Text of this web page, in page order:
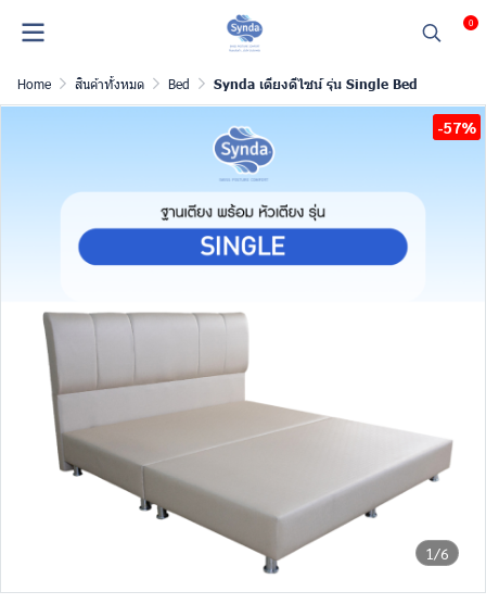
0
Home สินค้าทั้งหมด Bed Synda เตียงดีไซน์ รุ่น Single Bed
1/6
-57%